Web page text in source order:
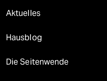
Aktuelles
Hausblog
Die Seitenwende